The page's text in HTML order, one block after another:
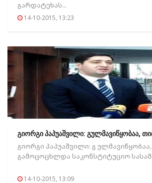
გარდატეხას...
14-10-2015, 13:23
გიორგი პაპუაშვილი: გულმავიწყობაა,
გიორგი პაპუაშვილი: გ
გამოცოცხლდა საკონსტიტუციო
14-10-2015, 13:09